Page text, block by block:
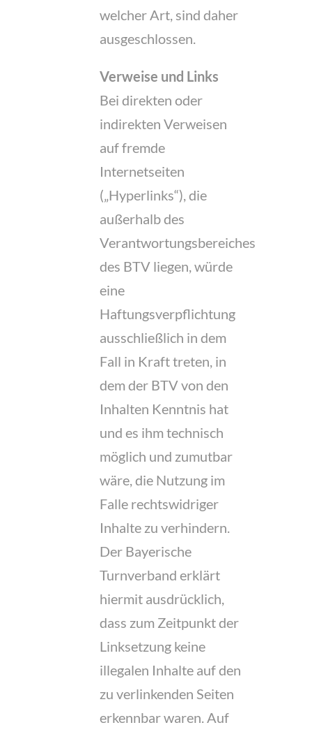
welcher Art, sind daher
ausgeschlossen.
Verweise und Links
Bei direkten oder
indirekten Verweisen
auf fremde
Internetseiten
(„Hyperlinks“), die
außerhalb des
Verantwortungsbereiches
des BTV liegen, würde
eine
Haftungsverpflichtung
ausschließlich in dem
Fall in Kraft treten, in
dem der BTV von den
Inhalten Kenntnis hat
und es ihm technisch
möglich und zumutbar
wäre, die Nutzung im
Falle rechtswidriger
Inhalte zu verhindern.
Der Bayerische
Turnverband erklärt
hiermit ausdrücklich,
dass zum Zeitpunkt der
Linksetzung keine
illegalen Inhalte auf den
zu verlinkenden Seiten
erkennbar waren. Auf